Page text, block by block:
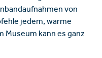
von
jedem, warme
Museum kann es ganz